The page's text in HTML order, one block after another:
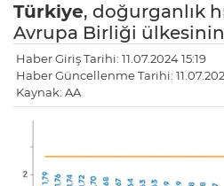
Türkiye, doğurganlık
Avrupa Birliği
Haber Giriş Tarihi: 11.07.2024 15:19
Haber Güncellenme Tarihi:
Kaynak: AA